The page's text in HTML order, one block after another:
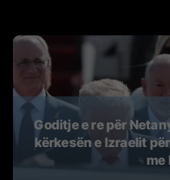
Goditje e re për
kërkesën e Izraelit
me